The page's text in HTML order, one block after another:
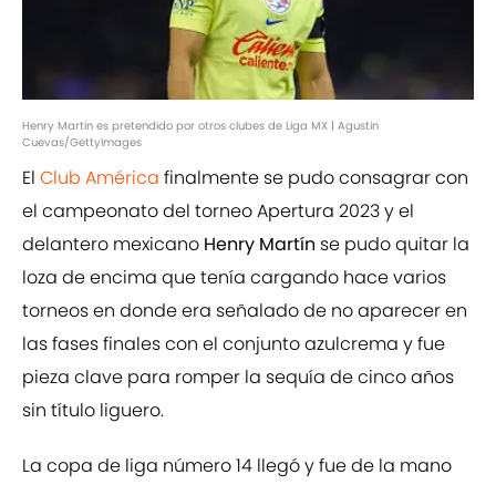
Henry Martin es pretendido por otros clubes de Liga MX | Agustin
Cuevas/GettyImages
El Club América finalmente se pudo consagrar con
el campeonato del torneo Apertura 2023 y el
delantero mexicano Henry Martín se pudo quitar la
loza de encima que tenía cargando hace varios
torneos en donde era señalado de no aparecer en
las fases finales con el conjunto azulcrema y fue
pieza clave para romper la sequía de cinco años
sin título liguero.
La copa de liga número 14 llegó y fue de la mano